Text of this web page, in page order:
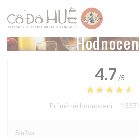
Panel pro správu cookies
4.7 /5
Průměrné hodnocení — 1337
Služba